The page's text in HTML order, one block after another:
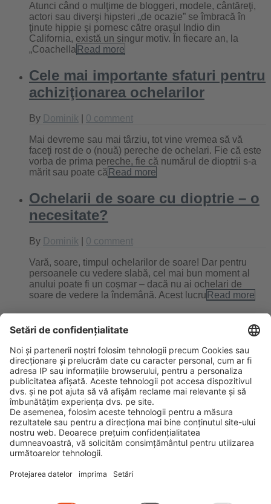
Atunci când o mulţime de bloggeri, modele, cântăreţi,
actori sau diverşi hipsteri „de ocazie” se îmbracă în
ţinute hippie şi pornesc către oraşul Indio din
California, există un singur motiv. În fiecare an, la
„Coachella Read more
Cele mai importante sfaturi pentru
achiziţionarea ochelarilor
By Dominik 0 comment
Mai devreme sau mai târziu, tot vine vremea să vă
faceţi rost de o (nouă) pereche de ochelari. Fie că este
vorba de prima pereche, fie că numărul de dioptrii s-a
mărit sau poate că Read more
Ochelarii de soare cu dioptrie – o
necesitate?
By Dominik 0 comment
Vară, soare, timpul ochelarilor de soare! Dar pentru
persoanele cu vedere slabă, cel mai bun moment al
anului poate fi un coșmar – dacă nu ai ochelari de
soare de vedere la îndemână. Acest lucru Read more
Filtrare optimă cu ajutorul
ochelarilor polarizaţi
ByDominik|0 comment
Ochelarii de soare polarizați nu mai reprezintă doar un
mijloc de protecție clasic împotriva soarelui. Mai
degrabă, ei sunt astăzi un accesoriu indispensabil pe
care moda trebuie să-l adapteze şi să-l perfecṭioneze
continuu, totodată. ÎnRead more
Next Previous